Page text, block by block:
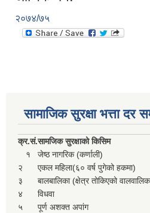
२०७४/७५
सामाजिक सुरक्षा भत्ता दर
क्र.सं.सामजिक सुरक्षाको किसिम
१
जेष्ठ नागरिक (कर्णाली)
२
एकल महिला(६० वर्ष पुगेको हकमा)
३
बालबालिका (क्षेत्र तोकिएको
४
विधवा
५
पूर्ण अशक्त अपांग